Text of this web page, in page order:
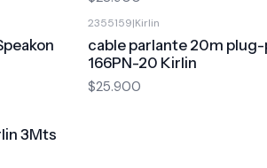
2355159|Kirlin
cable parlante 20m plug-
166PN-20 Kirlin
$25.900
3Mts